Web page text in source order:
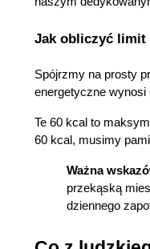
Jak obliczyć limit
Spójrzmy na prosty
energetyczne wynosi
Te 60 kcal to
60 kcal, musimy
Ważna
przekąską
dziennego